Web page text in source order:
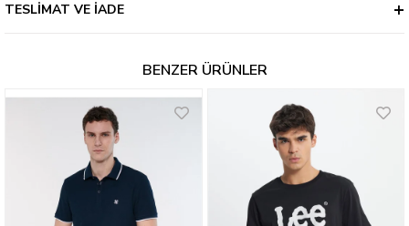
TESLIMAT VE İADE
BENZER ÜRÜNLER